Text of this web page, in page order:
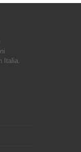
Italia.